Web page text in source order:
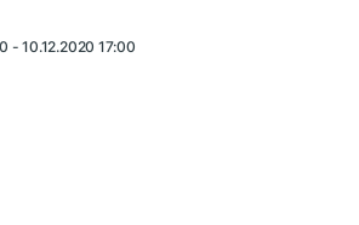
- 10.12.2020 17:00